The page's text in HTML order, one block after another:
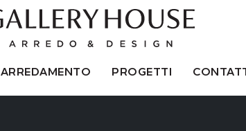
ARREDAMENTO PROGETTI